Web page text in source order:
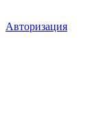
Авторизация